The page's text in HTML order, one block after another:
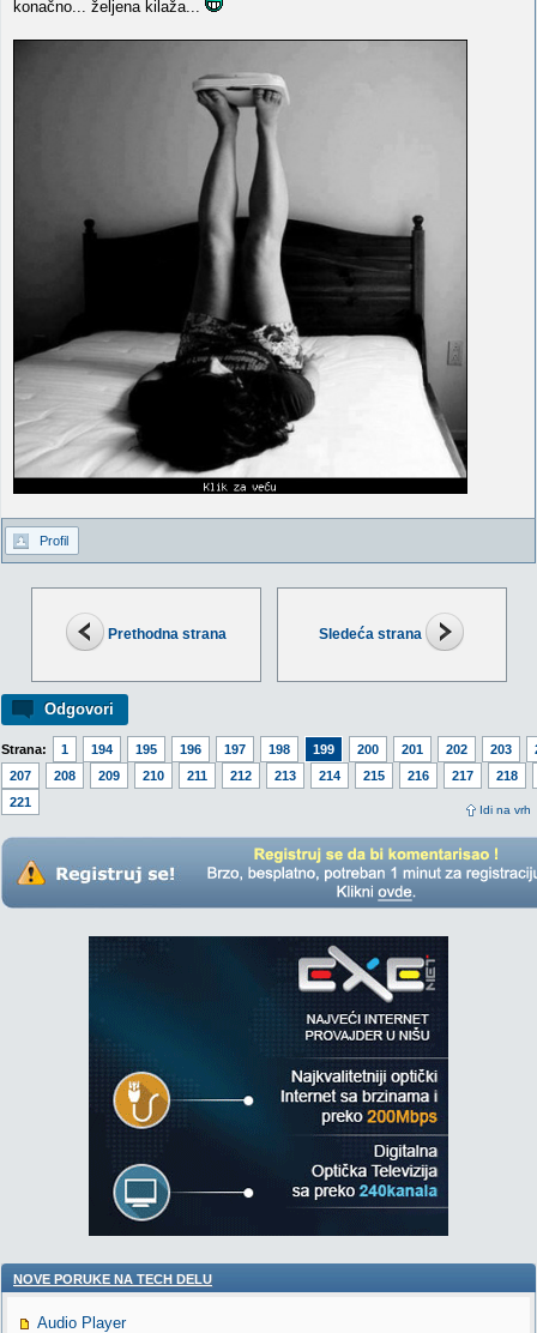
Prethodna strana Sledeća strana
Odgovori
Strana: 1 194 195 196 197 198 199 200 201 202 203
207
208 209 210 211 212 213 214 215 216 217
218
221
Idi na vrh
konačno... željena kilaža...
Profil
NOVE PORUKE NA TECH DELU
Audio Player